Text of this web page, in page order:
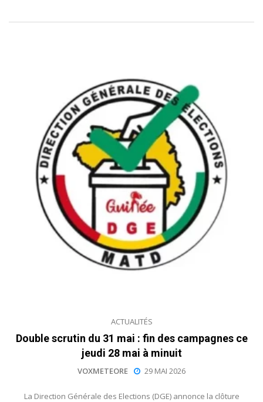
ACTUALITÉS
Double scrutin du 31 mai : fin des campagnes ce
jeudi 28 mai à minuit
VOXMETEORE 29 MAI 2026
La Direction Générale des Elections (DGE) annonce la clôture